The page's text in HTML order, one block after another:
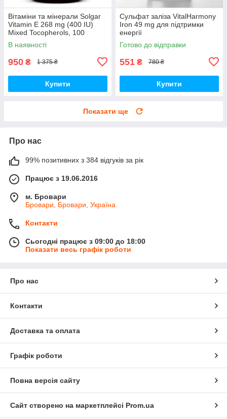
Вітаміни та мінерали Solgar
Vitamin E 268 mg (400 IU)
Mixed Tocopherols, 100
вегакапсул
В наявності
950 ₴ 1 375 ₴
Купити
Сульфат заліза VitalHarmony
Iron 49 mg для підтримки
енергії
Готово до відправки
551 ₴ 780 ₴
Купити
Показати ще
Про нас
99% позитивних з 384 відгуків за рік
Працює з 19.06.2016
м. Бровари
Бровари, Бровари, Україна
Контакти
Сьогодні працює з 09:00 до 18:00
Показати весь графік роботи
Про нас
Контакти
Доставка та оплата
Графік роботи
Повна версія сайту
Сайт створено на маркетплейсі Prom.ua